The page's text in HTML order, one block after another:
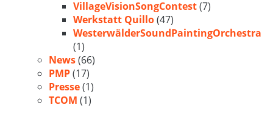
VillageVisionSongContest(7)
Werkstatt Quillo(47)
WesterwälderSoundPaintingOrchestra
(1)
News(66)
PMP(17)
Presse(1)
TCOM (1)